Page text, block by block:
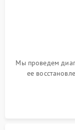
Мы проведем
ее